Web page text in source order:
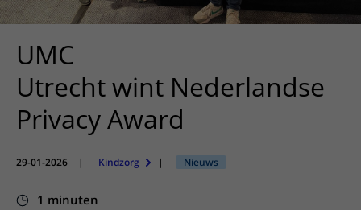
Onderzoeken en diagnostiek
Bloedprikken
Bezoektijden
Wijzigen patiëntgegevens
Mijn UMC Utrecht patiëntportaal
Faciliteiten en voorzieningen
Bezoekregels
Route naar het ziekenhuis
Parkeren
Wegwijs in het ziekenhuis
Contact met verpleegafdeling
Het Wilhelmina Kinderziekenhuis
Teleconsult aanvragen
Diagnostiek aanvragen
Zorgverlenersportaal
Research
Onderwijs
Werken bij het UMC Utrecht
UMC
Utrecht wint Nederlandse
Privacy Award
29-01-2026 | Kindzorg | Nieuws
1 minuten